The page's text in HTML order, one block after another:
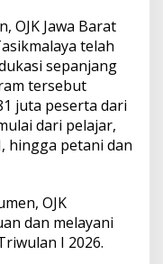
OJK Jawa Barat
telah
sepanjang
tersebut
juta peserta dari
dari pelajar,
hingga petani dan
OJK
dan melayani
I 2026.